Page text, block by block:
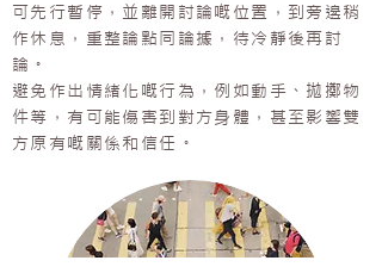
可先行暫停，並離開討論嘅位置，到旁邊稍
作休息，重整論點同論據，待冷靜後再討
論。
避免作出情緒化嘅行為，例如動手、拋擲物
件等，有可能傷害到對方身體，甚至影響雙
方原有嘅關係和信任。